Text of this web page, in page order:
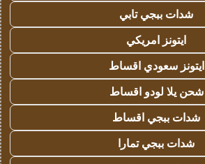
شدات ببجي تابي
ايتونز امريكي
ايتونز سعودي اقساط
شحن يلا لودو اقساط
شدات ببجي اقساط
شدات ببجي تمارا